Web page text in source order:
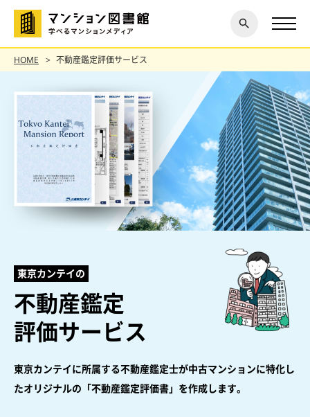
探す
閉じ
る
HOME 不動産鑑定評価サービス
東京カンテイの
不動産鑑定
評価サービス
東京カンテイに所属する不動産鑑定士が中古マンションに特化し
たオリジナルの「不動産鑑定評価書」を作成します。